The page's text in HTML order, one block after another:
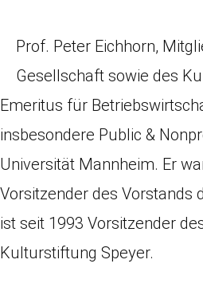
Prof. Peter Eichhorn,
Gesellschaft sowie des
Emeritus für
insbesondere Public &
Universität Mannheim. Er
Vorsitzender des Vorstands
ist seit 1993 Vorsitzender
Kulturstiftung Speyer.